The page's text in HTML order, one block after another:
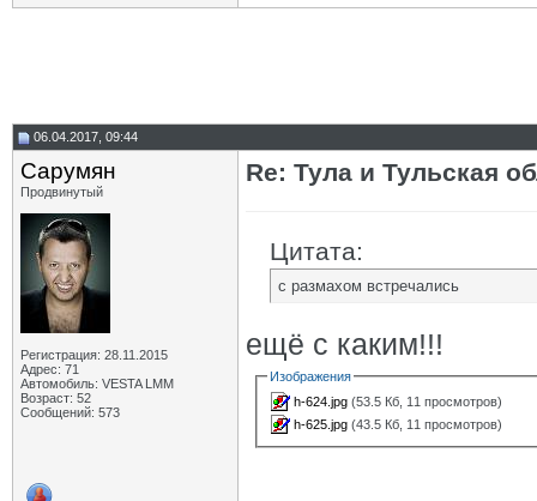
06.04.2017, 09:44
Сарумян
Продвинутый
Регистрация: 28.11.2015
Адрес: 71
Автомобиль: VESTA LMM
Возраст: 52
Сообщений: 573
Re: Тула и Тульская
Цитата:
с размахом встречались
ещё с каким!!!
Изображения
h-624.jpg (53.5 Кб, 11 просмотров)
h-625.jpg (43.5 Кб, 11 просмотров)